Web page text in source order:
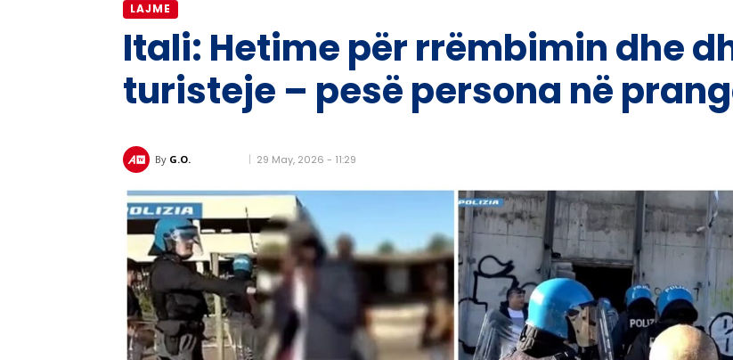
LAJME
Itali: Hetime për rrëmbimin dhe
turisteje – pesë persona në
By G.O. 29 May, 2026 - 11:29